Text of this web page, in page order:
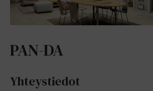
PAN-DA
Yhteystiedot